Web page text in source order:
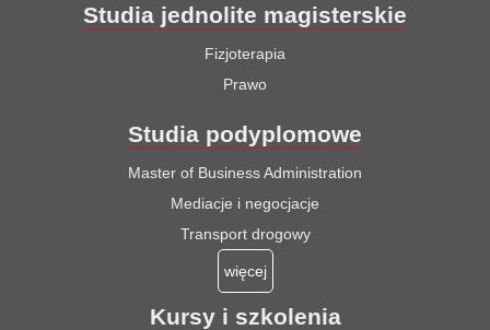
Studia jednolite magisterskie
Fizjoterapia
Prawo
Studia podyplomowe
Master of Business Administration
Mediacje i negocjacje
Transport drogowy
więcej
Kursy i szkolenia